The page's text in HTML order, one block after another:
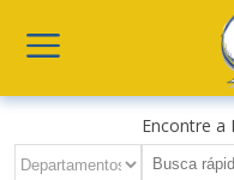
Encontre a